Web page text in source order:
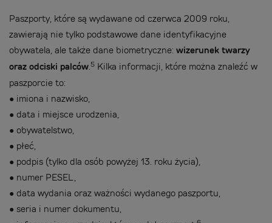
Paszporty, które są wydawane od czerwca 2009 roku,
zawierają nie tylko podstawowe dane identyfikacyjne
obywatela, ale także dane biometryczne: wizerunek twarzy
oraz odciski palców.5 Kilka informacji, które można znaleźć w
paszporcie to:
● imiona i nazwisko,
● data i miejsce urodzenia,
● obywatelstwo,
● płeć,
● podpis (tylko dla osób powyżej 13. roku życia),
● numer PESEL,
● data wydania oraz ważności wydanego paszportu,
● seria i numer dokumentu,